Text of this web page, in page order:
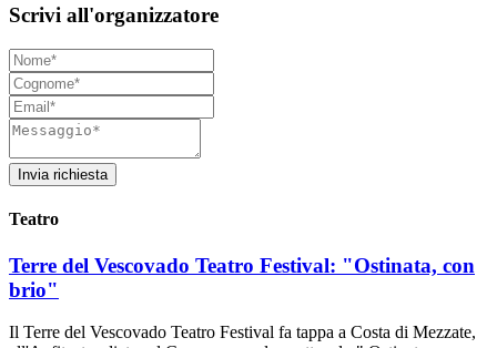
Scrivi all'organizzatore
Invia richiesta
Teatro
Terre del Vescovado Teatro Festival: "Ostinata, con
brio"
Il Terre del Vescovado Teatro Festival fa tappa a Costa di Mezzate,